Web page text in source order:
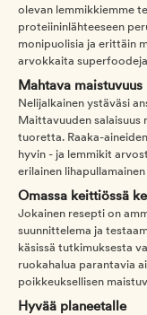
olevan lemmikkiemme
proteiininlähteeseen
monipuolisia ja erittäin
arvokkaita
Mahtava maistuvuus
Nelijalkainen ystäväsi
Maittavuuden salaisuus
tuoretta. Raaka-
hyvin - ja lemmikit
erilainen
Omassa keittiössä
Jokainen resepti on
suunnittelema ja
käsissä tutkimuksesta
ruokahalua parantavia
poikkeuksellisen
Hyvää planeetalle